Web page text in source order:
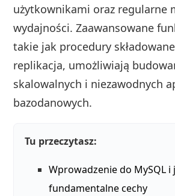
użytkownikami oraz regularne
wydajności. Zaawansowane
takie jak procedury
replikacja, umożliwiają
skalowalnych i niezawodnych
bazodanowych.
Tu przeczytasz:
Wprowadzenie do MySQL i
fundamentalne cechy